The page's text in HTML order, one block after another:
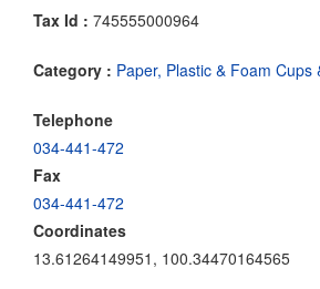
Tax Id : 745555000964
Category : Paper, Plastic & Foam Cups
Telephone
034-441-472
Fax
034-441-472
Coordinates
13.61264149951, 100.34470164565